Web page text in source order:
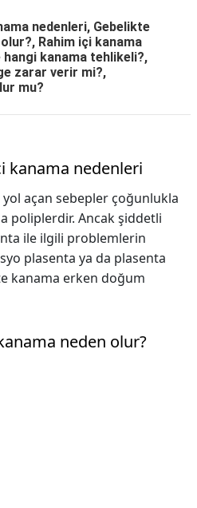
nedenleri, Gebelikte
Rahim içi kanama
kanama tehlikeli?,
zarar verir mi?,
mu?
kanama nedenleri
açan sebepler çoğunlukla
poliplerdir. Ancak şiddetli
ile ilgili problemlerin
plasenta ya da plasenta
kanama erken doğum
neden olur?